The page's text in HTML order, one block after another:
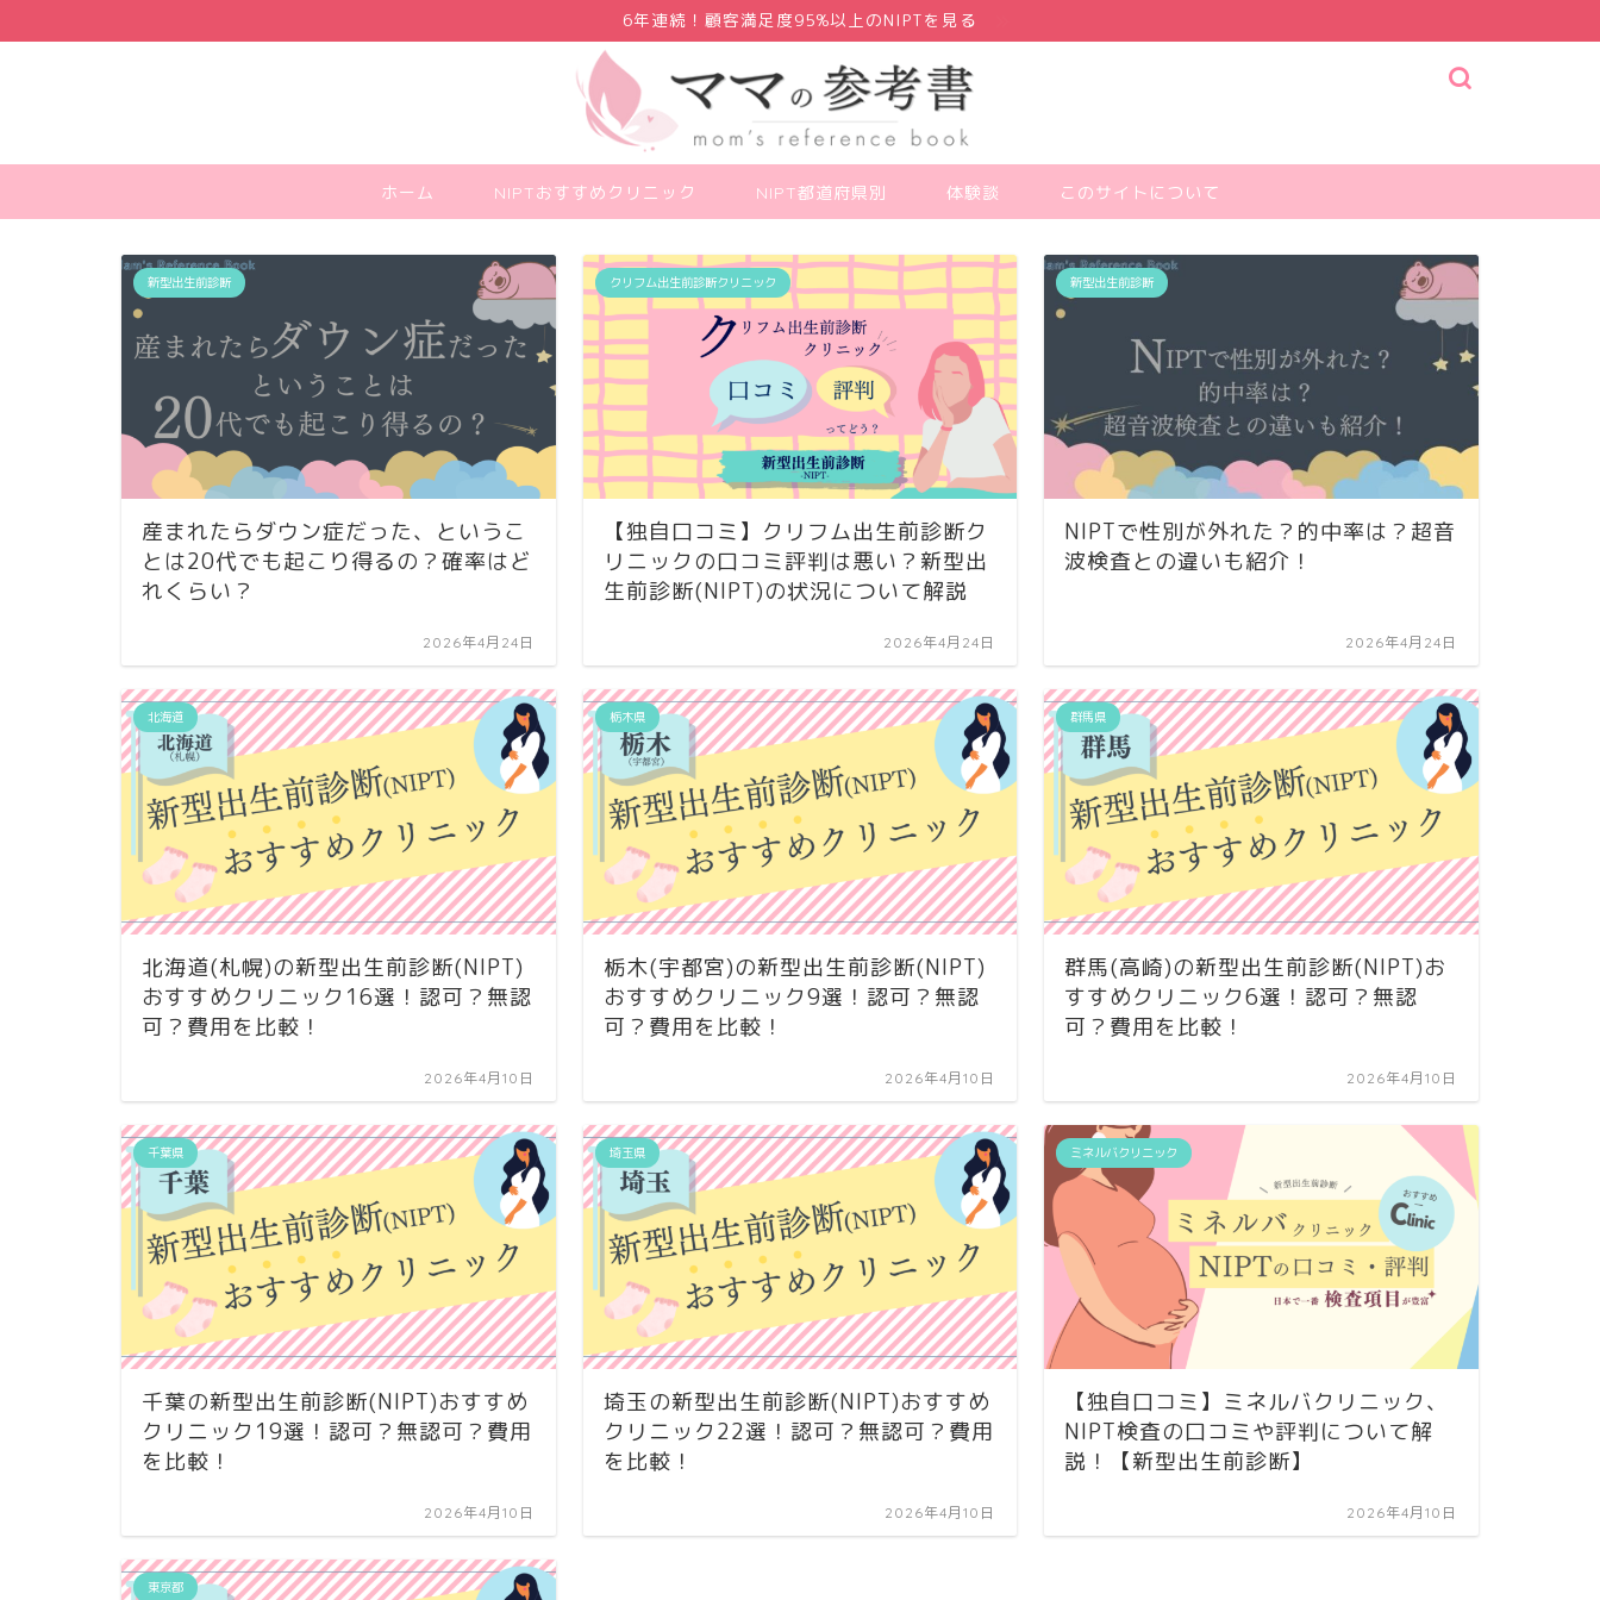
6年連続！顧客満足度95%以上のNIPTを見る
ホーム NIPTおすすめクリニック NIPT都道府県別 体験談 このサイトについて
新型出生前診断
産まれたらダウン症だった、というこ
とは20代でも起こり得るの？確率はど
れくらい？
2026年4月24日
クリフム出生前診断クリニック
【独自口コミ】クリフム出生前診断ク
リニックの口コミ評判は悪い？新型出
生前診断(NIPT)の状況について解説
2026年4月24日
新型出生前診断
NIPTで性別が外れた？的中率は？超音
波検査との違いも紹介！
2026年4月24日
北海道
北海道(札幌)の新型出生前診断(NIPT)
おすすめクリニック16選！認可？無認
可？費用を比較！
2026年4月10日
栃木県
栃木(宇都宮)の新型出生前診断(NIPT)
おすすめクリニック9選！認可？無認
可？費用を比較！
2026年4月10日
群馬県
群馬(高崎)の新型出生前診断(NIPT)お
すすめクリニック6選！認可？無認
可？費用を比較！
2026年4月10日
千葉県
千葉の新型出生前診断(NIPT)おすすめ
クリニック19選！認可？無認可？費用
を比較！
2026年4月10日
埼玉県
埼玉の新型出生前診断(NIPT)おすすめ
クリニック22選！認可？無認可？費用
を比較！
2026年4月10日
ミネルバクリニック
【独自口コミ】ミネルバクリニック、
NIPT検査の口コミや評判について解
説！【新型出生前診断】
2026年4月10日
東京都